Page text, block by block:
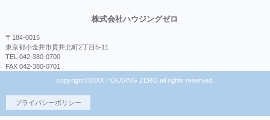
株式会社ハウジングゼロ
〒184-0015
東京都小金井市貫井北町2丁目5-11
TEL 042-380-0700
FAX 042-380-0701
copyright©20XX HOUSING ZERO all rights reserved.
プライバシーポリシー